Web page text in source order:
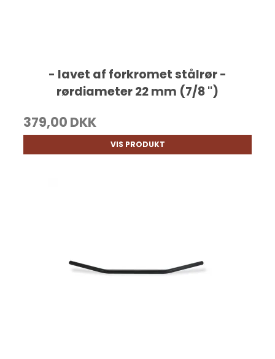
- lavet af forkromet stålrør -
rørdiameter 22 mm (7/8 '')
379,00 DKK
VIS PRODUKT